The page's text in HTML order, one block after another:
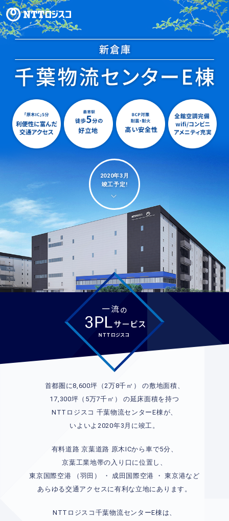
2020年3月
竣工予定!
首都圏に8,600坪（2万8千㎡） の敷地面積、
17,300坪（5万7千㎡） の延床面積を持つ
NTTロジスコ 千葉物流センターE棟が、
いよいよ2020年3月に竣工。
有料道路 京葉道路 原木ICから車で5分、
京葉工業地帯の入り口に位置し、
東京国際空港 （羽田） ・ 成田国際空港 ・ 東京港など
あらゆる交通アクセスに有利な立地にあります。
NTTロジスコ千葉物流センターE棟は、